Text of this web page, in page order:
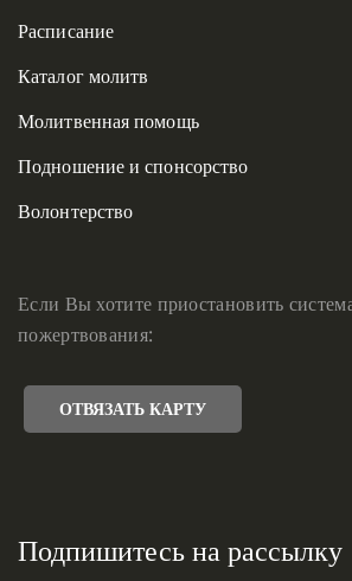
Расписание
Каталог молитв
Молитвенная помощь
Подношение и спонсорство
Волонтерство
Если Вы хотите приостановить
пожертвования:
ОТВЯЗАТЬ КАРТУ
Подпишитесь на рассылку